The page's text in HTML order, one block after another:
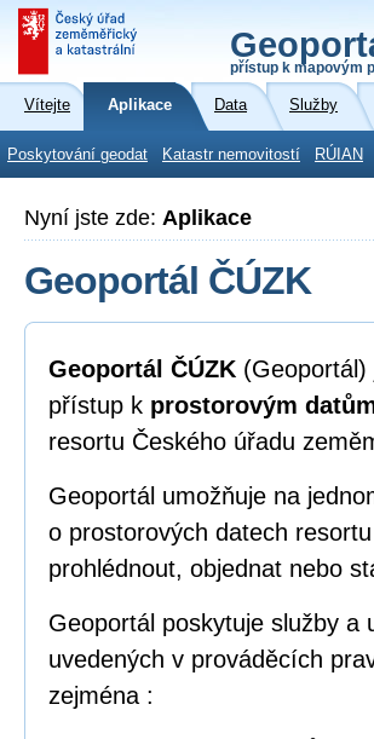
přístup k mapovým
Vítejte Aplikace Data Služby
Poskytování geodat Katastr nemovitostí RÚIAN
Nyní jste zde: Aplikace
Geoportál ČÚZK
Geoportál ČÚZK (Geoportál)
přístup k prostorovým
resortu Českého úřadu
Geoportál umožňuje na
o prostorových datech
prohlédnout, objednat nebo
Geoportál poskytuje služby a
uvedených v prováděcích
zejména :